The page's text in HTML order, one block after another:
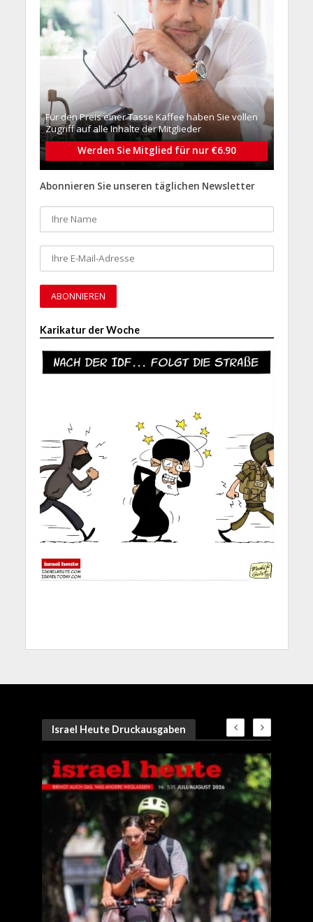
Für den Preis einer Tasse Kaffee haben Sie vollen
Zugriff auf alle Inhalte der Mitglieder
Werden Sie Mitglied für nur €6.90
Abonnieren Sie unseren täglichen Newsletter
Karikatur der Woche
Israel Heute Druckausgaben